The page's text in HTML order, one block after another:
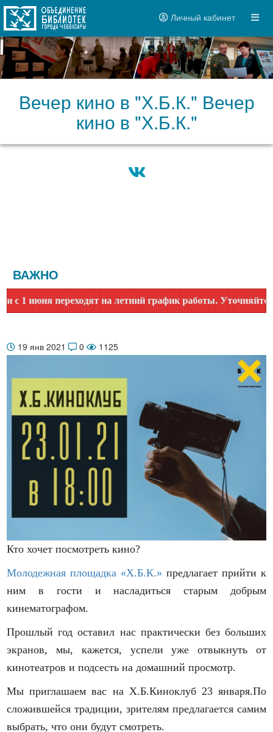
Личный кабинет
Вечер кино в "Х.Б.К." Вечер
кино в "Х.Б.К."
ВАЖНО
переходят на летний график работы. Уточняйте
19 янв 2021 0 1125
Кто хочет посмотреть кино?
Молодежная площадка «Х.Б.К.» предлагает прийти к
ним в гости и насладиться старым добрым
кинематографом.
Прошлый год оставил нас практически без больших
экранов, мы, кажется, успели уже отвыкнуть от
кинотеатров и подсесть на домашний просмотр.
Мы приглашаем вас на Х.Б.Киноклуб 23 января.По
сложившейся традиции, зрителям предлагается самим
выбрать, что они будут смотреть.